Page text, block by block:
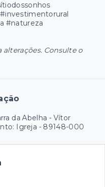
#natureza
Consulte o
da Abelha - Vítor
Igreja - 89148-000